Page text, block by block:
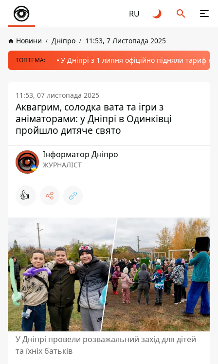
RU
Новини Дніпро 11:53, 7 Листопада 2025
ТОПТЕМА: У Дніпрі з 1 липня офіційно підняли тариф
11:53, 07 листопада 2025
Аквагрим, солодка вата та ігри з
аніматорами: у Дніпрі в Одинківці
пройшло дитяче свято
Інформатор Дніпро
ЖУРНАЛІСТ
👍
У Дніпрі провели розважальний захід для дітей
та їхніх батьків